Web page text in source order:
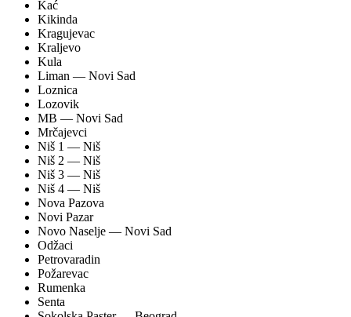
Kać
Kikinda
Kragujevac
Kraljevo
Kula
Liman — Novi Sad
Loznica
Lozovik
MB — Novi Sad
Mrčajevci
Niš 1 — Niš
Niš 2 — Niš
Niš 3 — Niš
Niš 4 — Niš
Nova Pazova
Novi Pazar
Novo Naselje — Novi Sad
Odžaci
Petrovaradin
Požarevac
Rumenka
Senta